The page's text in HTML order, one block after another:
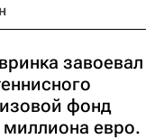
завоевал
фонд
евро.